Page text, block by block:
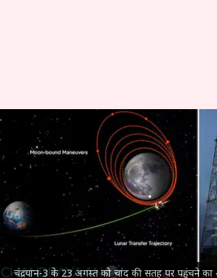
चंद्रयान-3 के 23 अगस्त को चांद की सतह पर पहुंचने
चंद्रयान-3 की लैंडिंग में
दिन शेष और किस दिन
Aug 07, 2023 06:30 pm
क्या है खबर?
चंद्रयान-3 फिलहाल चांद के ऑर्बिट में है